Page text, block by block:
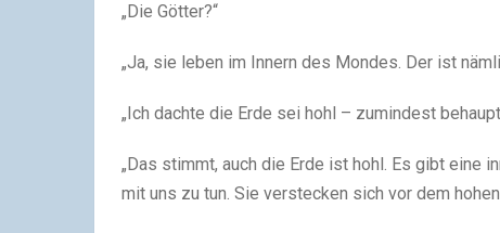
„Die Götter?“
„Ja, sie leben im Innern des Mondes. Der ist
„Ich dachte die Erde sei hohl – zumindest
„Das stimmt, auch die Erde ist hohl. Es gibt eine
mit uns zu tun. Sie verstecken sich vor dem hohen